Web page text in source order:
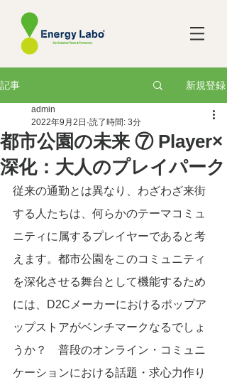
記事 新規登録
都市公園の未来 ⑦ Player×
深化：大人のプレイパーク
admin
2022年9月2日 読了時間: 3分
従来の通勤とは異なり、わざわざ来街
する人たちは、何らかのテーマコミュ
ニティに属するプレイヤーであると考
えます。都市公園をこのコミュニティ
を深化させる舞台として機能するため
には、D2Cメーカーにおけるポップア
ップストアがベンチマークなるでしょ
うか？　普段のオンライン・コミュニ
ケーションにおける話題・求心力作り